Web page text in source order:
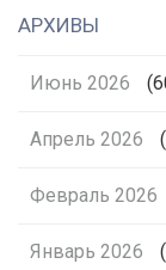
АРХИВЫ
Июнь 2026
Апрель 2026
Февраль 2026
Январь 2026